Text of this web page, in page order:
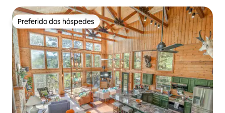
Preferido dos hóspedes
Preferido dos hóspedes